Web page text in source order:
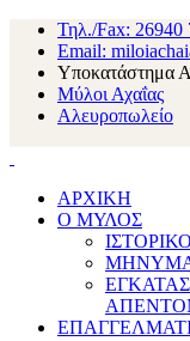
Τηλ./Fax: 26940
Email:
Υποκατάστημα
Μύλοι Αχαΐας
Αλευροπωλείο
ΑΡΧΙΚΗ
Ο ΜΥΛΟΣ
ΙΣΤΟΡΙΚΟ
ΜΗΝΥΜΑ